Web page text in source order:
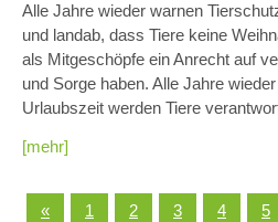
Alle Jahre wieder warnen
und landab, dass Tiere keine
als Mitgeschöpfe ein Anrecht auf
und Sorge haben. Alle Jahre
Urlaubszeit werden Tiere
[mehr]
« 1 2 3 4 5